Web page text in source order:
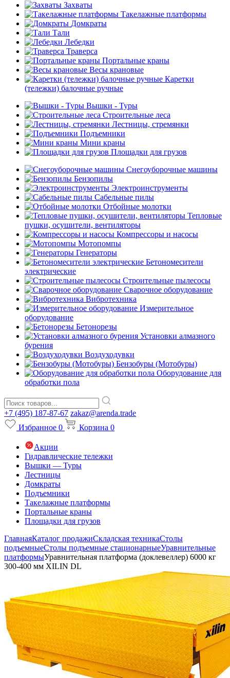
Захваты
Такелажные платформы
Домкраты
Тали
Лебедки
Траверса
Портальные краны
Весы крановые
Каретки
(тележки) балочные ручные
Вышки - Туры
Строительные леса
Лестницы, стремянки
Подъемники
Мини краны
Площадки для грузов
Снегоуборочные машины
Бензопилы
Электроинструменты
Сабельные пилы
Отбойные молотки
Тепловые
пушки, осушители, вентиляторы
Компрессоры и насосы
Мотопомпы
Генераторы
Бетономесители
электрические
Строительные пылесосы
Сварочное оборудование
Вибротехника
Измерительное
оборудование
Бетонорезы
Установки алмазного
бурения
Воздуходувки
Бензобуры (Мотобуры)
Оборудование для
обработки пола
+7 (495) 187-87-67 zakaz@arenda.trade
Избранное 0 Корзина 0
Акции
Гидравлические тележки
Вышки — Туры
Лестницы
Домкраты
Подъемники
Такелажные платформы
Портальные краны
Площадки для грузов
ГлавнаяКаталог продажиСкладская техникаСтолы
подъемныеСтолы подъемные стационарныеУравнительные
платформыУравнительная платформа (доклевеллер) 6000 кг
300-400 мм XILIN DL